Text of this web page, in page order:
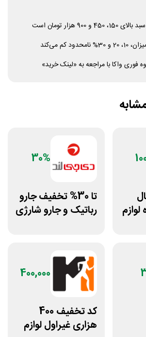
900 هزار تومان است
کم می‌کند
فوری واکا با مراجعه به «لینک خرید»
30%
تا 30% تخفیف جارو
رباتیک و جارو شارژی
400,000
کد تخفیف 400
هزاری غیراول لوازم